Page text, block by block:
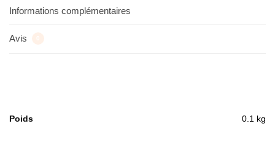
Informations complémentaires
Avis
Poids 0.1 kg